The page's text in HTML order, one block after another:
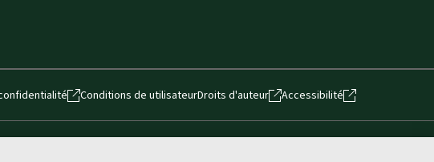
Conditions de utilisateurDroits d'auteur Accessibilité